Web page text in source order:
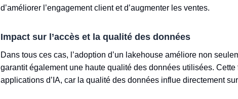
d’améliorer l’engagement client et d’augmenter les ventes.
Impact sur l’accès et la qualité des données
Dans tous ces cas, l’adoption d’un lakehouse améliore non
garantit également une haute qualité des données utilisées.
applications d’IA, car la qualité des données influe directement